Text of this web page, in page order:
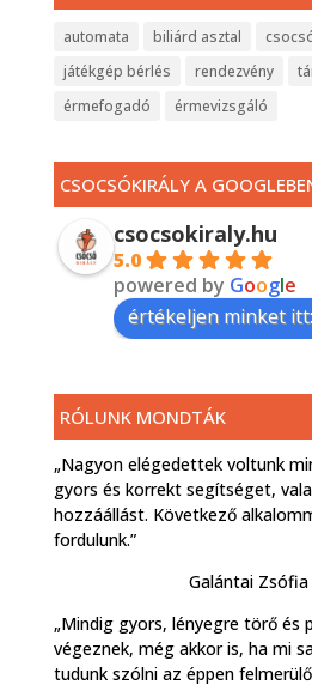
automata biliárd asztal
játékgép bérlés
rendezvény
érmefogadó
érmevizsgáló
CSOCSÓKIRÁLY A
csocsokiraly.hu
5.0
powered by Google
értékeljen minket itt:
RÓLUNK MONDTÁK
„Nagyon elégedettek voltunk
gyors és korrekt segítséget,
hozzáállást. Következő
fordulunk.”
Galántai
„Mindig gyors, lényegre törő és
végeznek, még akkor is, ha mi
tudunk szólni az éppen